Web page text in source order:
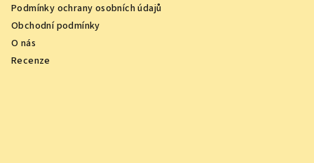
Podmínky ochrany osobních údajů
Obchodní podmínky
O nás
Recenze